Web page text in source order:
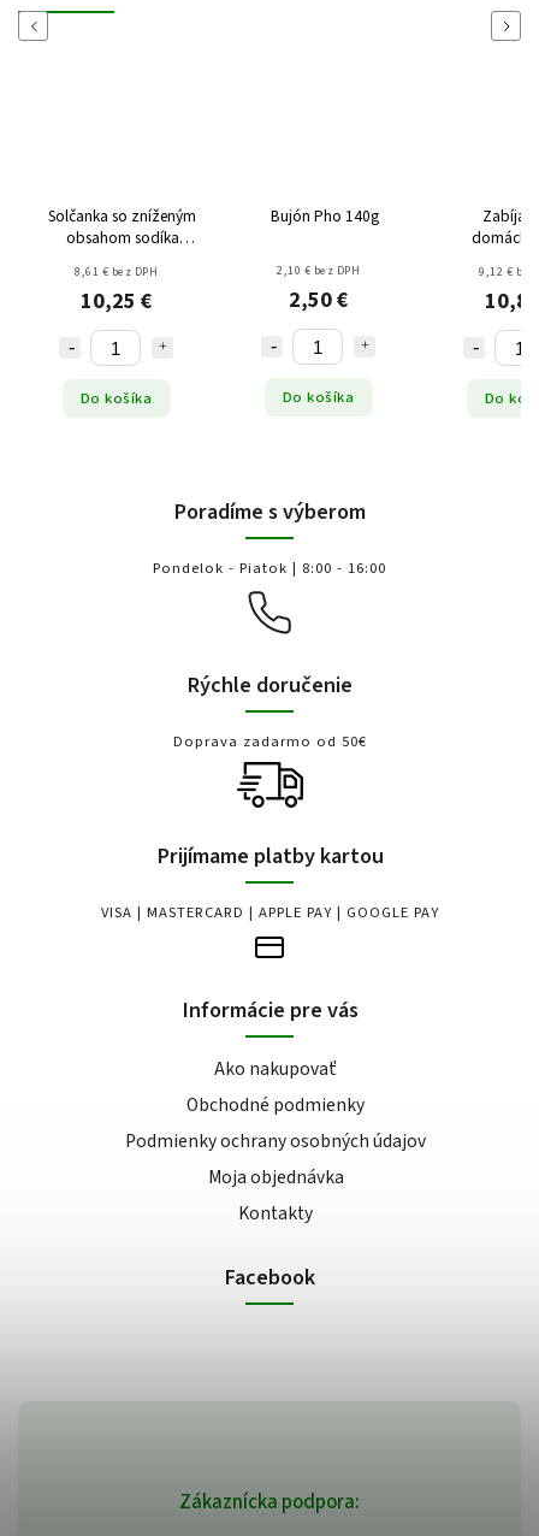
Previous
Solčanka so zníženým
obsahom sodíka
8,61 € bez DPH
10,25 €
Do košíka
Bujón Pho 140g
2,10 € bez DPH
2,50 €
Do košíka
domácky
tlačenku a
9,12 € bez
Do
Next
Zákaznícka podpora:
Poradíme s výberom
Pondelok - Piatok | 8:00 - 16:00
Rýchle doručenie
Doprava zadarmo od 50€
Prijímame platby kartou
VISA | MASTERCARD | APPLE PAY | GOOGLE PAY
Informácie pre vás
Ako nakupovať
Obchodné podmienky
Podmienky ochrany osobných údajov
Moja objednávka
Kontakty
Facebook